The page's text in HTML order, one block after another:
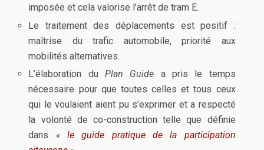
imposée et cela valorise l’arrêt de tram E.
Le traitement des déplacements est positif :
maîtrise du trafic automobile, priorité aux
mobilités alternatives.
L’élaboration duPlan Guide a pris le temps
nécessaire pour que toutes celles et tous ceux
qui le voulaient aient pu s’exprimer et a respecté
la volonté de co-construction telle que définie
dans «le guide pratique de la participation